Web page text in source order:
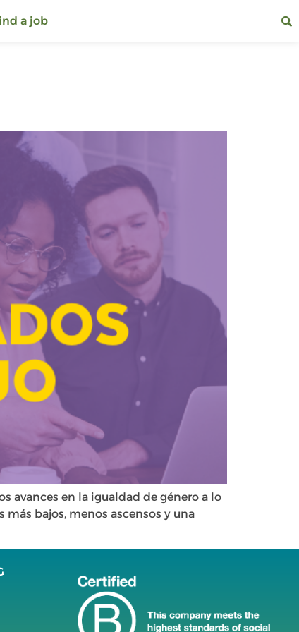
a job
avances en la igualdad de género a lo
bajos, menos ascensos y una